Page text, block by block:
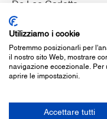
De Leo Carlotta
Pagina 12
(4 aprile 2011) -
©
Utilizziamo i cookie
Potremmo posizionarli per
il nostro sito Web, mostrare
navigazione eccezionale. Per
aprire le impostazioni.
Accettare tutti